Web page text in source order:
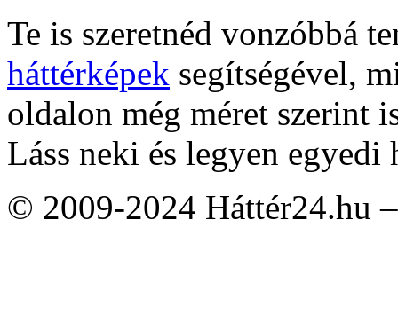
Te is szeretnéd vonzóbbá
háttérképek segítségével,
oldalon még méret szerint
Láss neki és legyen egyedi
© 2009-2024 Háttér24.hu